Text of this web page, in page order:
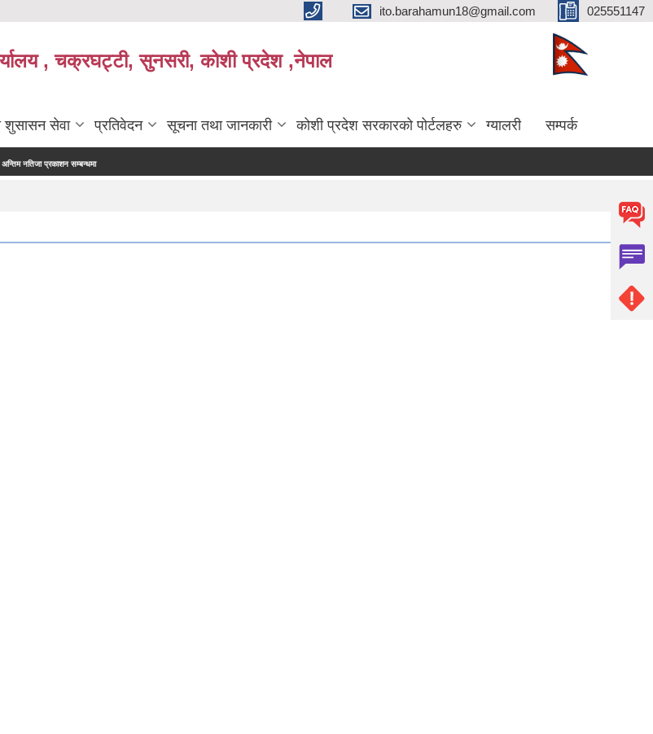
ito.barahamun18@gmail.com 025551147
, चक्रघट्टी, सुनसरी, कोशी प्रदेश ,नेपाल
शुसासन सेवा प्रतिवेदन सूचना तथा जानकारी कोशी प्रदेश सरकारको पोर्टलहरु ग्यालरी सम्पर्क
सम्बन्धमा। सर्भेक्षक परिक्षाको अन्तिम नतिजा प्रकाशन सम्बन्धमा